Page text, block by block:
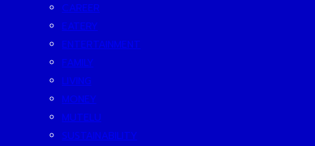
CAREER
EATERY
ENTERTAINMENT
FAMILY
LIVING
MONEY
MUTELU
SUSTAINABILITY